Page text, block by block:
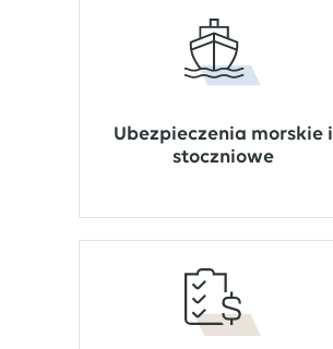
Ubezpieczenia morskie i
stoczniowe